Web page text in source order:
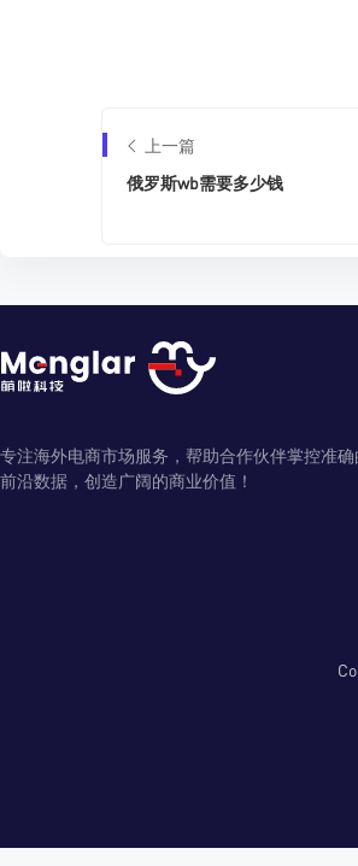
上一篇
俄罗斯wb需要多少钱
专注海外电商市场服务，帮助合作伙伴掌控准确
前沿数据，创造广阔的商业价值！